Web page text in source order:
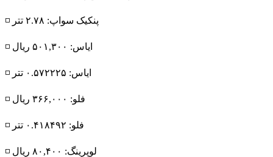
◽️ پنکیک سواپ: ۲.۷۸ تتر
◽️ ایاس: ۵۰۱,۳۰۰ ریال
◽️ ایاس: ۰.۵۷۲۲۲۵ تتر
◽️ فلو: ۳۶۶,۰۰۰ ریال
◽️ فلو: ۰.۴۱۸۴۹۲ تتر
◽️ لوپرینگ: ۸۰,۴۰۰ ریال